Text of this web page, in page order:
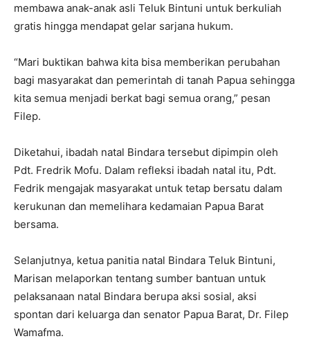
membawa anak-anak asli Teluk Bintuni untuk berkuliah
gratis hingga mendapat gelar sarjana hukum.
“Mari buktikan bahwa kita bisa memberikan perubahan
bagi masyarakat dan pemerintah di tanah Papua sehingga
kita semua menjadi berkat bagi semua orang,” pesan
Filep.
Diketahui, ibadah natal Bindara tersebut dipimpin oleh
Pdt. Fredrik Mofu. Dalam refleksi ibadah natal itu, Pdt.
Fedrik mengajak masyarakat untuk tetap bersatu dalam
kerukunan dan memelihara kedamaian Papua Barat
bersama.
Selanjutnya, ketua panitia natal Bindara Teluk Bintuni,
Marisan melaporkan tentang sumber bantuan untuk
pelaksanaan natal Bindara berupa aksi sosial, aksi
spontan dari keluarga dan senator Papua Barat, Dr. Filep
Wamafma.